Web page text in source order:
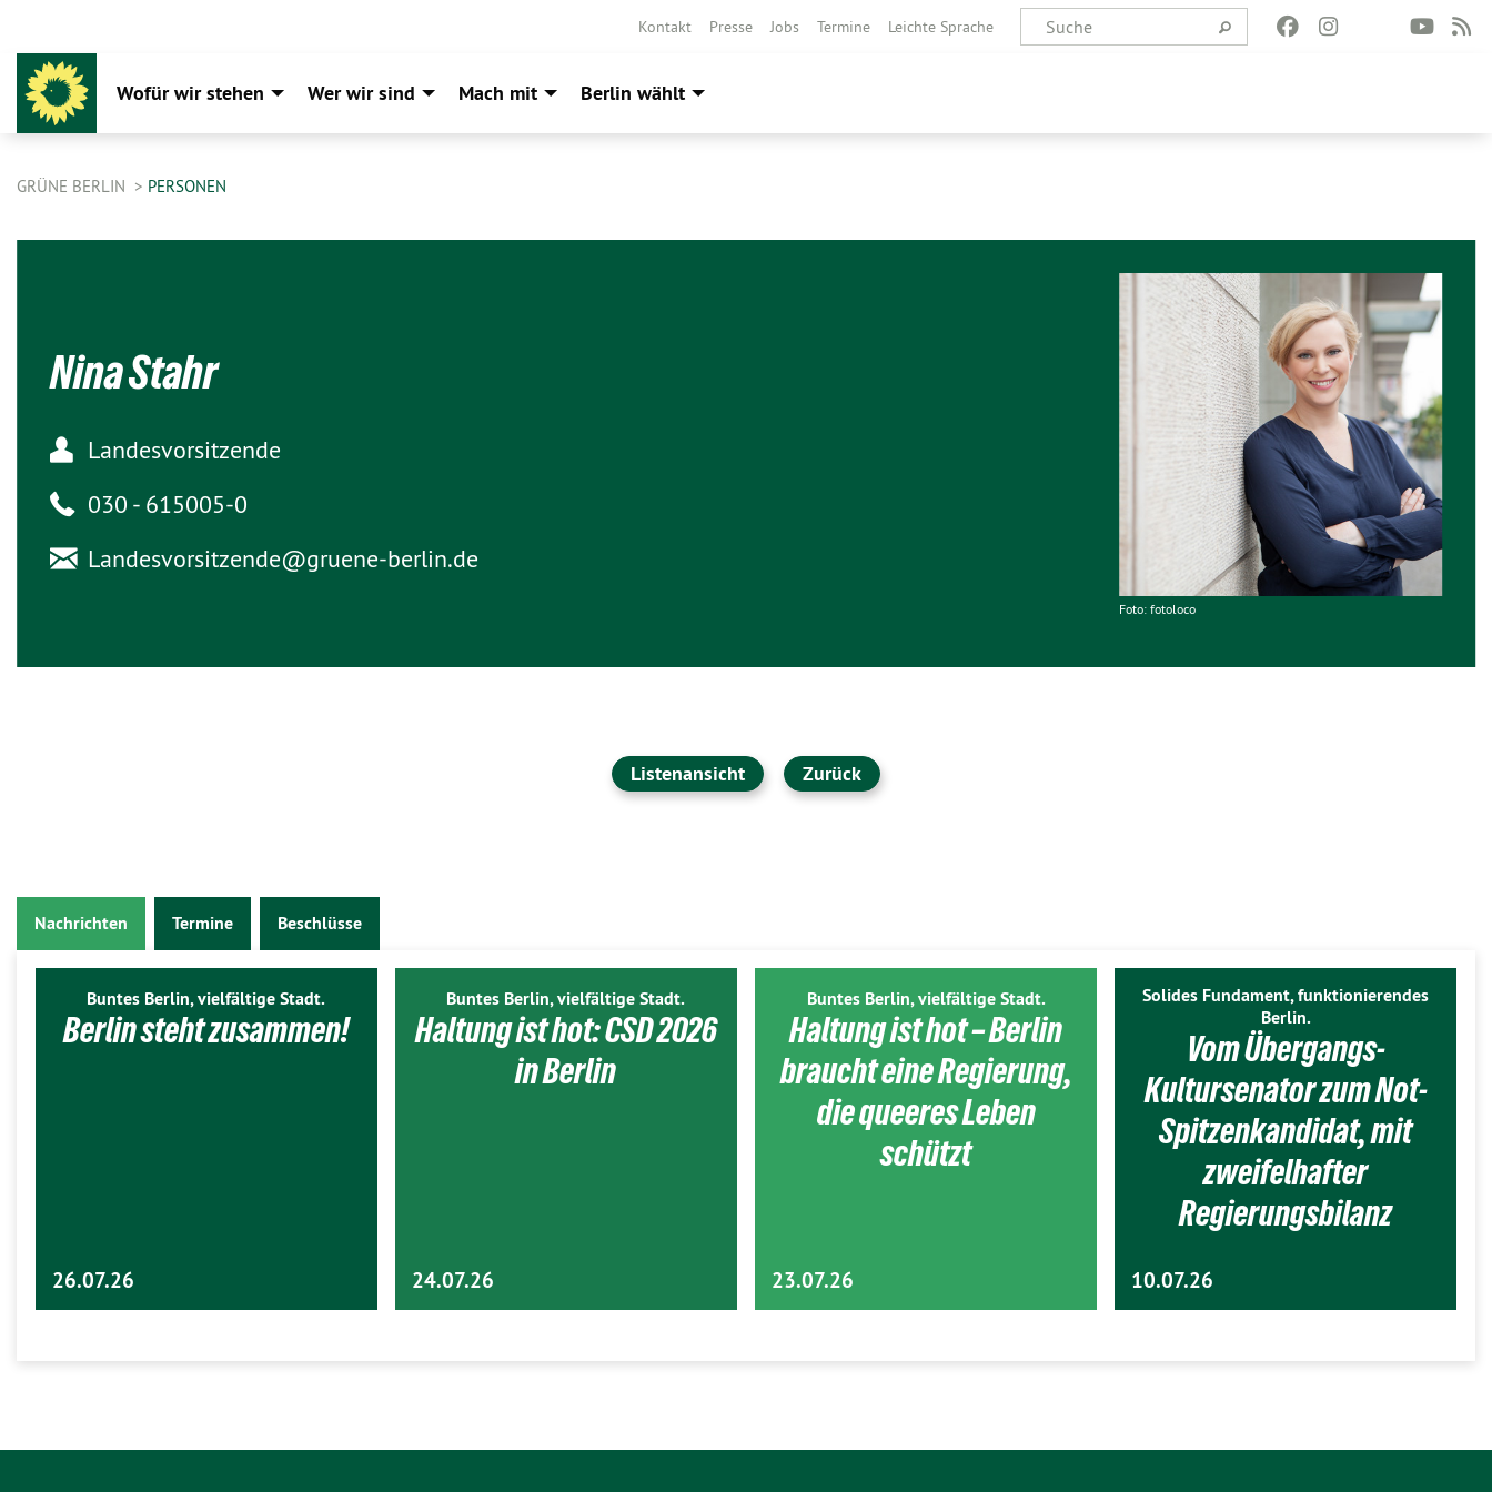
Kontakt Presse Jobs Termine Leichte Sprache
Wofür wir stehen Wer wir sind Mach mit Berlin wählt
GRÜNE BERLIN PERSONEN
Nina Stahr
Landesvorsitzende
030 - 615005-0
Landesvorsitzende@gruene-berlin.de
Foto: fotoloco
Listenansicht Zurück
Nachrichten Termine Beschlüsse
Buntes Berlin, vielfältige Stadt.
Berlin steht zusammen!
26.07.26
Buntes Berlin, vielfältige Stadt.
Haltung ist hot: CSD 2026
in Berlin
24.07.26
Buntes Berlin, vielfältige Stadt.
Haltung ist hot – Berlin
braucht eine Regierung,
die queeres Leben
schützt
23.07.26
Solides Fundament, funktionierendes
Berlin.
Vom Übergangs-
Kultursenator zum Not-
Spitzenkandidat, mit
zweifelhafter
Regierungsbilanz
10.07.26